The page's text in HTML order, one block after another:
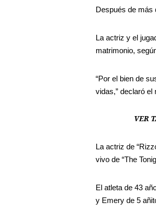
Después de más
La actriz y el
matrimonio,
“Por el bien de
vidas,” declaró el
VER
La actriz de
vivo de “The
El atleta de 43
y Emery de 5